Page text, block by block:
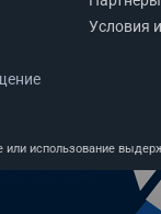
Условия
использование